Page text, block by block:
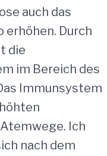
auch das
Durch
die
im Bereich des
Immunsystem
Ich
nach dem